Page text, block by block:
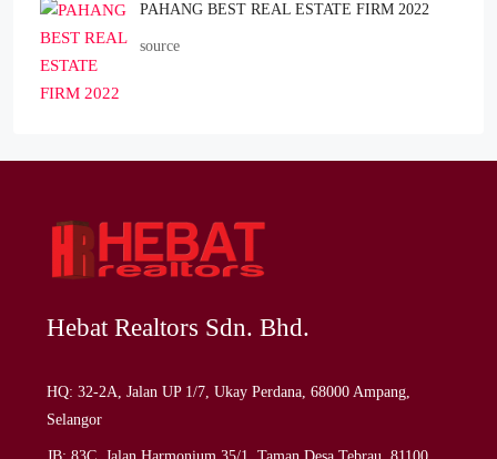
PAHANG BEST REAL ESTATE FIRM 2022
source
Hebat Realtors Sdn. Bhd.
HQ: 32-2A, Jalan UP 1/7, Ukay Perdana, 68000 Ampang,
Selangor